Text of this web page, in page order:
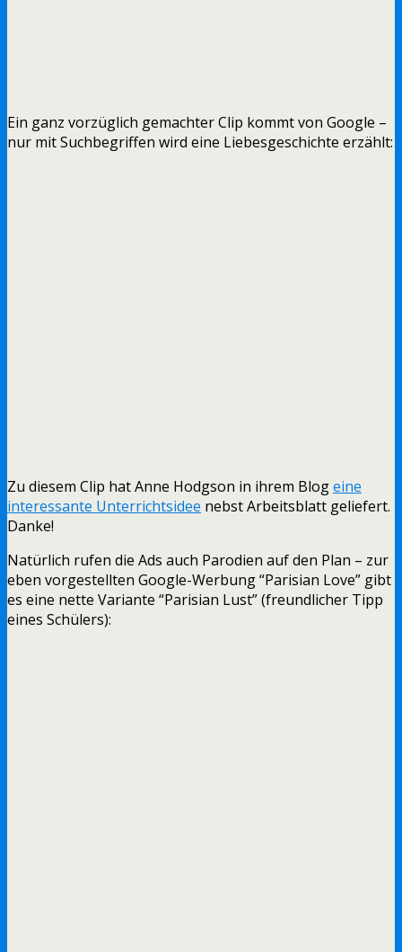
Ein ganz vorzüglich gemachter Clip kommt von Google –
nur mit Suchbegriffen wird eine Liebesgeschichte erzählt:
Zu diesem Clip hat Anne Hodgson in ihrem Blogeine
interessante Unterrichtsidee nebst Arbeitsblatt geliefert.
Danke!
Natürlich rufen die Ads auch Parodien auf den Plan – zur
eben vorgestellten Google-Werbung “Parisian Love” gibt
es eine nette Variante “Parisian Lust” (freundlicher Tipp
eines Schülers):